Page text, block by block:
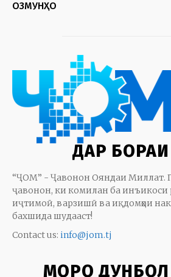
ОЗМУНҲО
ДАР
“ҶОМ” - Ҷавонон Ояндаи Миллат.
ҷавонон, ки комилан ба инъикоси
иҷтимоӣ, варзишӣ ва иқдомҳои
бахшида шудааст!
Contact us: info@jom.tj
МОРО ДУНБОЛ